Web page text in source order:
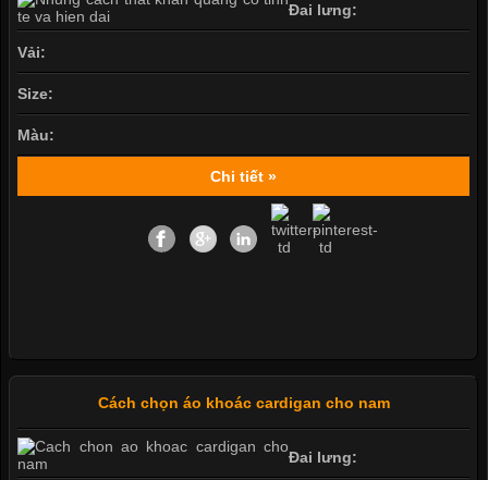
Đai lưng:
Vải:
Size:
Màu:
Chi tiết »
Cách chọn áo khoác cardigan cho nam
Đai lưng: